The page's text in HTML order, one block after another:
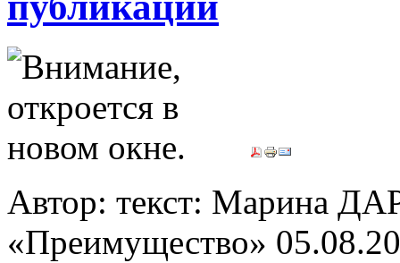
Автор: текст: Марина
«Преимущество»